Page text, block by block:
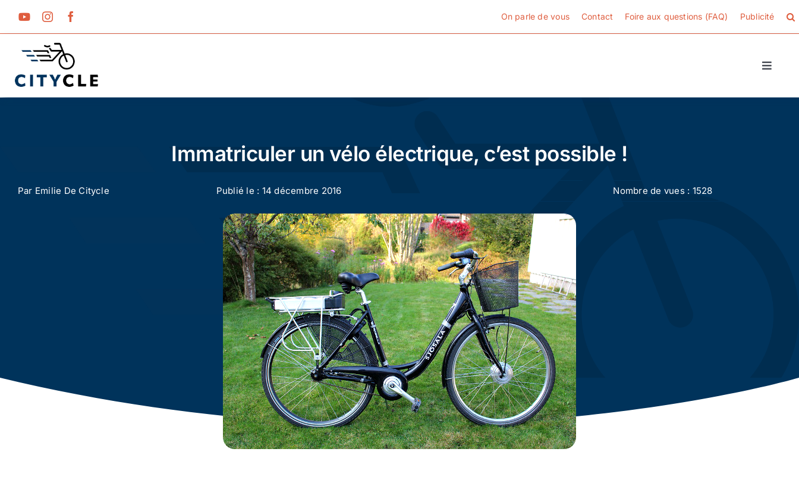
On parle de vous Contact Foire aux questions (FAQ) Publicité
Toggle
Cyclotourisme
Conseils
Actualité
Ecologie
Immatriculer un vélo électrique, c’est possible !
Par Emilie De Citycle Publié le : 14 décembre 2016 Nombre de vues : 1528